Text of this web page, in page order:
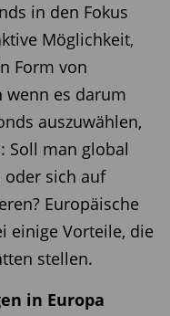
in den Fokus
Möglichkeit,
Form von
wenn es darum
auszuwählen,
Soll man global
oder sich auf
Europäische
einige Vorteile, die
stellen.
in Europa